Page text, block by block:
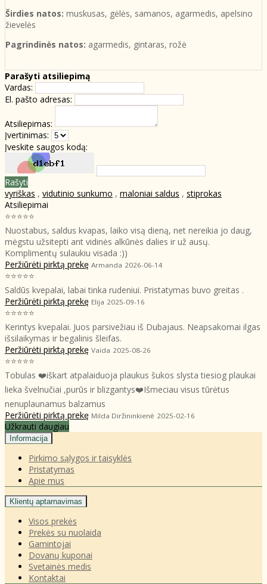
Širdies natos: muskusas, gėlės, samanos, agarmedis, apelsino
žievelės
Pagrindinės natos: agarmedis, gintaras, rožė
Parašyti atsiliepimą
Vardas:
El. pašto adresas:
Atsiliepimas:
Įvertinimas:
Įveskite saugos kodą:
Rašyti
vyriškas , vidutinio sunkumo , maloniai saldus , stiprokas
Atsiliepimai
⭐⭐⭐⭐⭐
Nuostabus, saldus kvapas, laiko visą dieną, net nereikia jo daug,
mėgstu užsitepti ant vidinės alkūnės dalies ir už ausų.
Komplimentų sulaukiu visada :))
Peržiūrėti pirktą prekę Armanda 2026-06-14
⭐⭐⭐⭐⭐
Saldūs kvepalai, labai tinka rudeniui. Pristatymas buvo greitas .
Peržiūrėti pirktą prekę Elija 2025-09-16
⭐⭐⭐⭐⭐
Kerintys kvepalai. Juos parsivežiau iš Dubajaus. Neapsakomai ilgas
išsilaikymas ir begalinis šleifas.
Peržiūrėti pirktą prekę Vaida 2025-08-26
⭐⭐⭐⭐⭐
Tobulas ❤️iškart atpalaiduoja plaukus šukos slysta tiesiog plaukai
lieka švelnučiai ,purūs ir blizgantys❤️Išmeciau visus tūrėtus
nenuplaunamus balzamus
Peržiūrėti pirktą prekę Milda Diržininkienė 2025-02-16
Užkrauti daugiau
Informacija
Pirkimo sąlygos ir taisyklės
Pristatymas
Apie mus
Klientų aptarnavimas
Visos prekės
Prekės su nuolaida
Gamintojai
Dovanų kuponai
Svetainės medis
Kontaktai